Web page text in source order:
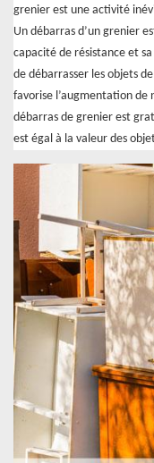
grenier est une activité
Un débarras d’un grenier
capacité de résistance et
de débarrasser les objets
favorise l’augmentation de
débarras de grenier est
est égal à la valeur des